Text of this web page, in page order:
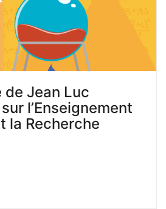
de Jean Luc
l’Enseignement
la Recherche